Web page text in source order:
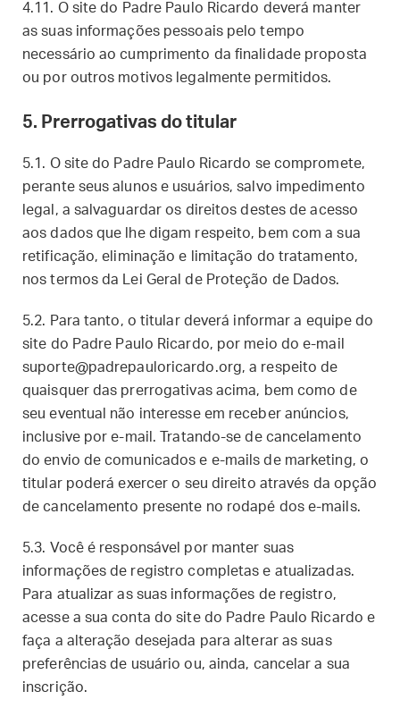
4.11. O site do Padre Paulo Ricardo deverá manter
as suas informações pessoais pelo tempo
necessário ao cumprimento da finalidade proposta
ou por outros motivos legalmente permitidos.
5. Prerrogativas do titular
5.1. O site do Padre Paulo Ricardo se compromete,
perante seus alunos e usuários, salvo impedimento
legal, a salvaguardar os direitos destes de acesso
aos dados que lhe digam respeito, bem com a sua
retificação, eliminação e limitação do tratamento,
nos termos da Lei Geral de Proteção de Dados.
5.2. Para tanto, o titular deverá informar a equipe do
site do Padre Paulo Ricardo, por meio do e-mail
suporte@padrepauloricardo.org, a respeito de
quaisquer das prerrogativas acima, bem como de
seu eventual não interesse em receber anúncios,
inclusive por e-mail. Tratando-se de cancelamento
do envio de comunicados e e-mails de marketing, o
titular poderá exercer o seu direito através da opção
de cancelamento presente no rodapé dos e-mails.
5.3. Você é responsável por manter suas
informações de registro completas e atualizadas.
Para atualizar as suas informações de registro,
acesse a sua conta do site do Padre Paulo Ricardo e
faça a alteração desejada para alterar as suas
preferências de usuário ou, ainda, cancelar a sua
inscrição.